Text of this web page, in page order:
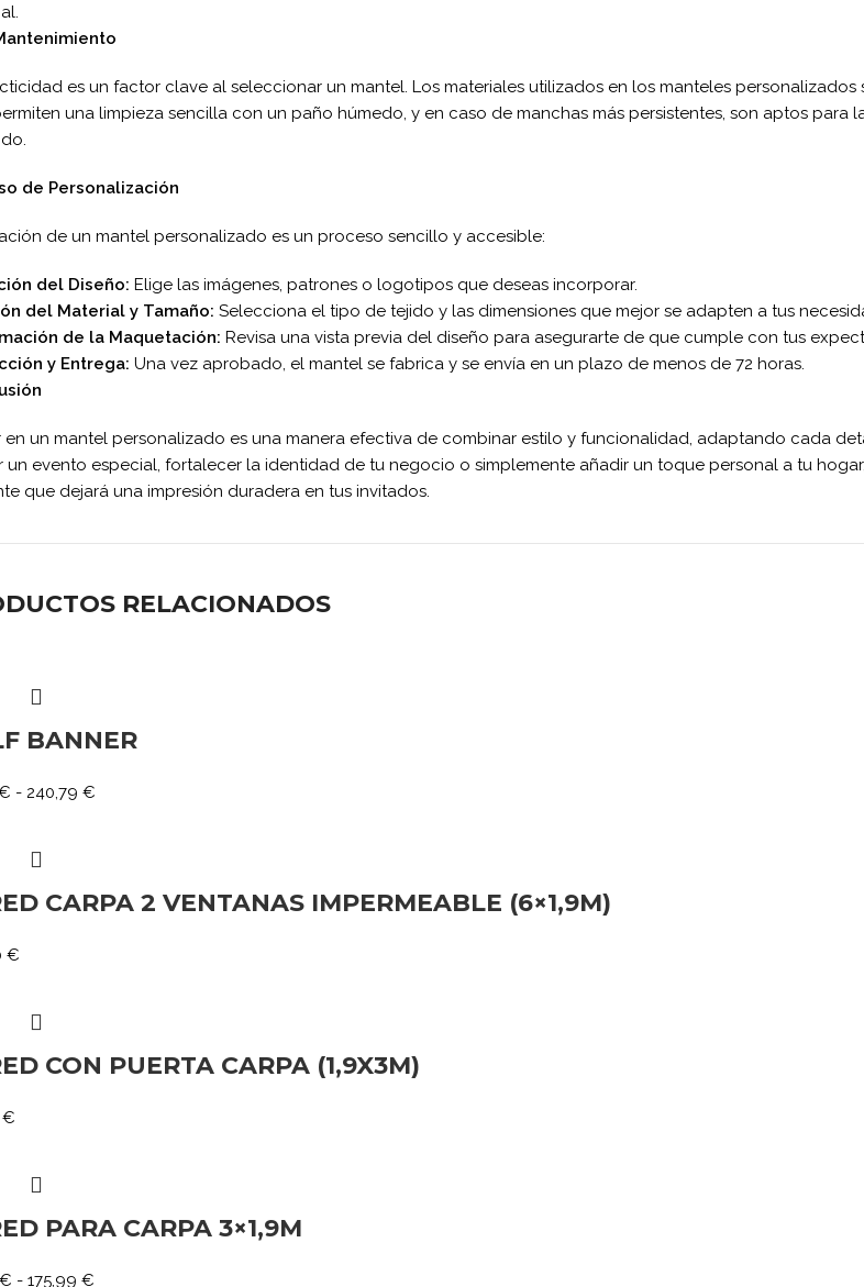
es un factor clave al seleccionar un mantel. Los materiales utilizados en los manteles
una limpieza sencilla con un paño húmedo, y en caso de manchas más persistentes, son aptos
de Personalización
de un mantel personalizado es un proceso sencillo y accesible:
del Diseño: Elige las imágenes, patrones o logotipos que deseas incorporar.
del Material y Tamaño: Selecciona el tipo de tejido y las dimensiones que mejor se adapten a tus
de la Maquetación: Revisa una vista previa del diseño para asegurarte de que cumple con tus
y Entrega: Una vez aprobado, el mantel se fabrica y se envía en un plazo de menos de 72 horas.
en un mantel personalizado es una manera efectiva de combinar estilo y funcionalidad, adaptando cada
un evento especial, fortalecer la identidad de tu negocio o simplemente añadir un toque personal a tu
que dejará una impresión duradera en tus invitados.
RELACIONADOS
BANNER
- 240,79 €
CARPA 2 VENTANAS IMPERMEABLE (6×1,9M)
€
CON PUERTA CARPA (1,9X3M)
€
PARA CARPA 3×1,9M
€ - 175,99 €